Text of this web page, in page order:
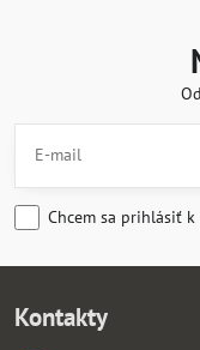
Chcem sa prihlásiť
Kontakty